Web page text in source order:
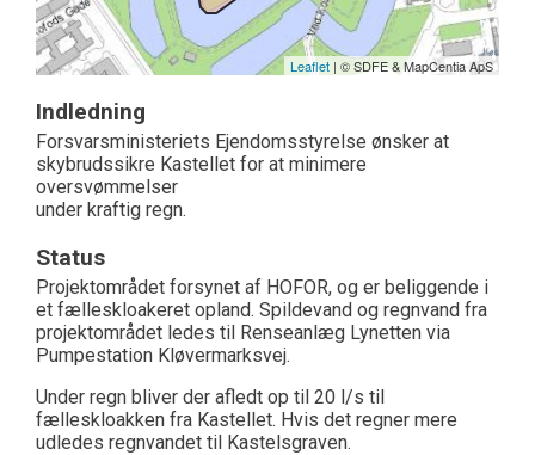
Leaflet | © SDFE & MapCentia ApS
Indledning
Forsvarsministeriets Ejendomsstyrelse ønsker at
skybrudssikre Kastellet for at minimere
oversvømmelser
under kraftig regn.
Status
Projektområdet forsynet af HOFOR, og er beliggende i
et fælleskloakeret opland. Spildevand og regnvand fra
projektområdet ledes til Renseanlæg Lynetten via
Pumpestation Kløvermarksvej.
Under regn bliver der afledt op til 20 l/s til
fælleskloakken fra Kastellet. Hvis det regner mere
udledes regnvandet til Kastelsgraven.